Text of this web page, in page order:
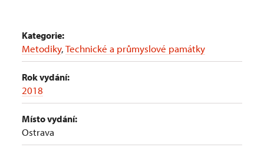
Kategorie:
Metodiky,Technické a průmyslové památky
Rok vydání:
2018
Místo vydání:
Ostrava